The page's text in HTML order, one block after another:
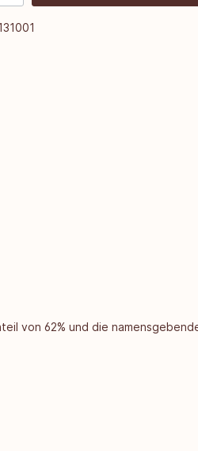
von 62% und die